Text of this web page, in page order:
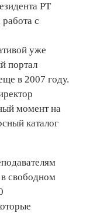
РТ
с
уже
портал
в 2007 году.
момент на
каталог
в свободном